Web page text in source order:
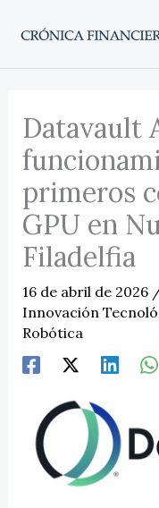
Datavault
primeros
GPU en
Filadelfia
16 de abril de 2026
Innovación
Robótica